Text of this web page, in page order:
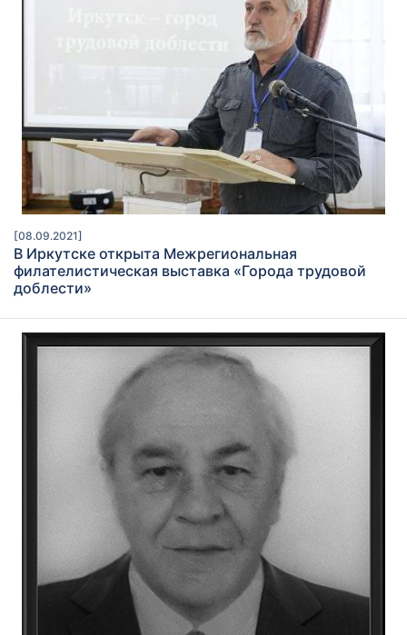
[08.09.2021]
В Иркутске открыта Межрегиональная
филателистическая выставка «Города трудовой
доблести»